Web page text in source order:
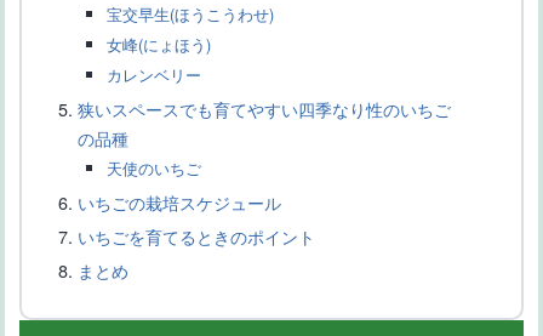
鉢植えで家庭菜園が楽しめるイチジクの品種-選び方や育て方
宝交早生(ほうこうわせ)
女峰(にょほう)
カレンベリー
狭いスペースでも育てやすい四季なり性のいちご
の品種
天使のいちご
いちごの栽培スケジュール
いちごを育てるときのポイント
まとめ